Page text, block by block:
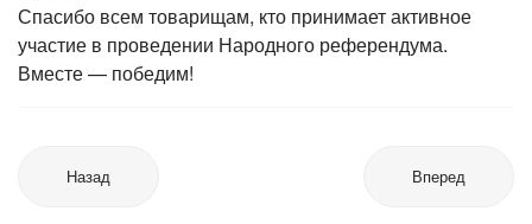
Спасибо всем товарищам, кто принимает активное
участие в проведении Народного референдума.
Вместе — победим!
Назад Вперед